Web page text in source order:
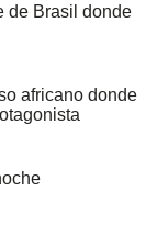
de Brasil donde
africano donde